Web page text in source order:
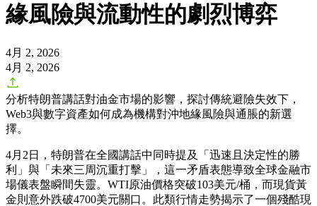
緣風險與流動性的劇烈博弈
4月 2, 2026
4月 2, 2026
分析特朗普講話對油金市場的影響，探討傳統避險失效下，
Web3與數字資產如何成為機構對沖地緣風險與通脹的新選
擇。
4月2日，特朗普在全國講話中同時提及「迅速且決定性的勝
利」與「未來三周沉重打擊」，這一矛盾表態導致全球金融市
場儀表盤瞬間失靈。WTI原油價格突破103美元/桶，而現貨黃
金則意外跌破4700美元關口。此類行情走勢揭示了一個殘酷現